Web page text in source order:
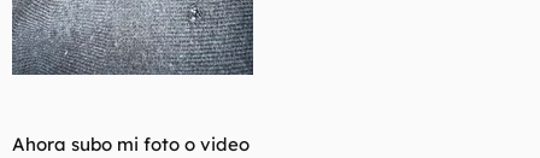
Ahora subo mi foto o video